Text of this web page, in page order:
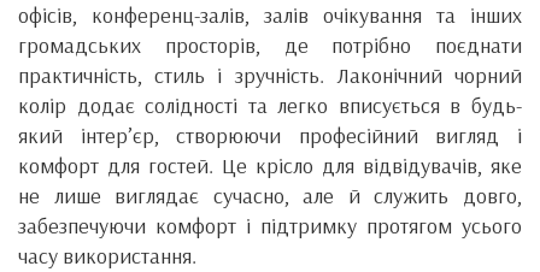
офісів, конференц-залів, залів очікування та інших
громадських просторів, де потрібно поєднати
практичність, стиль і зручність. Лаконічний чорний
колір додає солідності та легко вписується в будь-
який інтер’єр, створюючи професійний вигляд і
комфорт для гостей. Це крісло для відвідувачів, яке
не лише виглядає сучасно, але й служить довго,
забезпечуючи комфорт і підтримку протягом усього
часу використання.